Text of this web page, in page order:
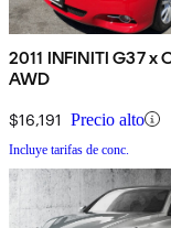
2011 INFINITI G37 x
AWD
$16,191 Precio alto
Incluye tarifas de conc.